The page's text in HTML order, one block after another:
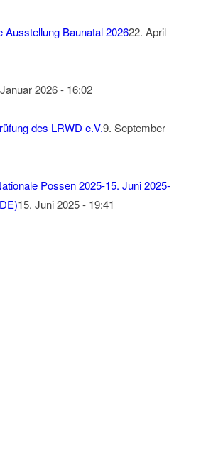
Ausstellung Baunatal 202622. April
2026 - 16:02
des LRWD e.V.9. September
Possen 2025-15. Juni 2025-
15. Juni 2025 - 19:41